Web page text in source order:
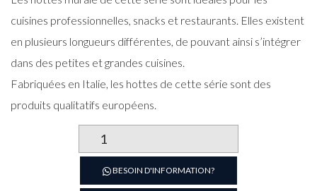
cuisines professionnelles, snacks et restaurants. Elles existent
en plusieurs longueurs différentes, de pouvant ainsi s’intégrer
dans des petites et grandes cuisines.
Fabriquées en Italie, les hottes de cette série sont des
produits qualitatifs européens.
de
Hotte
murale
BESOIN D'INFORMATION?